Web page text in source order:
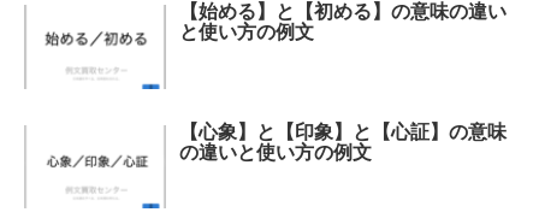
【始める】と【初める】の意味の違い
と使い方の例文
【心象】と【印象】と【心証】の意味
の違いと使い方の例文